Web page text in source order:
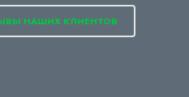
НАШИХ КЛИЕНТОВ